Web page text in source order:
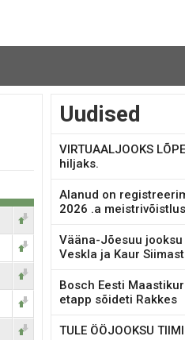
Uudised
VIRTUAALJOOKS
hiljaks.
Alanud on
2026 .a
Vääna-Jõesuu
Veskla ja Kaur
Bosch Eesti
etapp sõideti Rakkes
TULE ÖÖJOOKSU